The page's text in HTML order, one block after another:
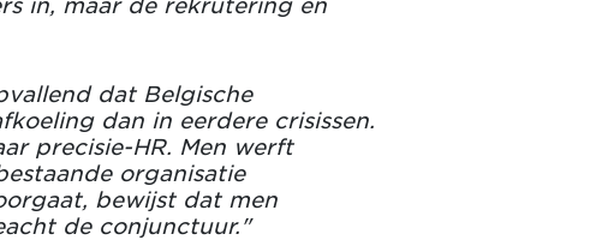
dat Belgische
dan in eerdere crisissen.
precisie-HR. Men werft
organisatie
bewijst dat men
de conjunctuur."